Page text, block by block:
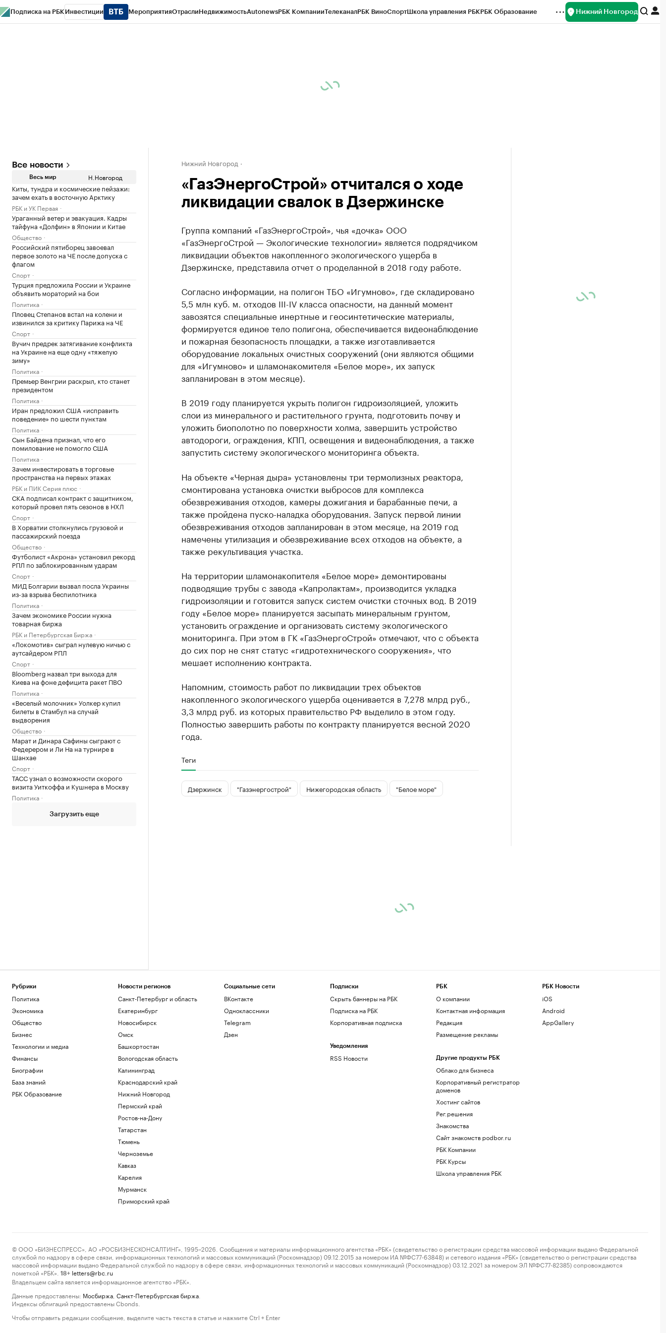
Подписка на РБК Инвестиции МероприятияОтраслиНедвижимостьAutonewsРБК КомпанииТелеканалРБК ВиноСпортШкола управления РБКРБК Образование Нижний Новгород
Все новости
Весь мир Н.Новгород
Киты, тундра и космические пейзажи:
зачем ехать в восточную Арктику
РБК и УК Первая
Ураганный ветер и эвакуация. Кадры
тайфуна «Долфин» в Японии и Китае
Общество
Российский пятиборец завоевал
первое золото на ЧЕ после допуска с
флагом
Спорт
Турция предложила России и Украине
объявить мораторий на бои
Политика
Пловец Степанов встал на колени и
извинился за критику Парижа на ЧЕ
Спорт
Вучич предрек затягивание конфликта
на Украине на еще одну «тяжелую
зиму»
Политика
Премьер Венгрии раскрыл, кто станет
президентом
Политика
Иран предложил США «исправить
поведение» по шести пунктам
Политика
Сын Байдена признал, что его
помилование не помогло США
Политика
Зачем инвестировать в торговые
пространства на первых этажах
РБК и ПИК Серия плюс
СКА подписал контракт с защитником,
который провел пять сезонов в НХЛ
Спорт
В Хорватии столкнулись грузовой и
пассажирский поезда
Общество
Футболист «Акрона» установил рекорд
РПЛ по заблокированным ударам
Спорт
МИД Болгарии вызвал посла Украины
из-за взрыва беспилотника
Политика
Зачем экономике России нужна
товарная биржа
РБК и Петербургская Биржа
«Локомотив» сыграл нулевую ничью с
аутсайдером РПЛ
Спорт
Bloomberg назвал три выхода для
Киева на фоне дефицита ракет ПВО
Политика
«Веселый молочник» Уолкер купил
билеты в Стамбул на случай
выдворения
Общество
Марат и Динара Сафины сыграют с
Федерером и Ли На на турнире в
Шанхае
Спорт
ТАСС узнал о возможности скорого
визита Уиткоффа и Кушнера в Москву
Политика
Загрузить еще
Нижний Новгород
«ГазЭнергоСтрой» отчитался о ходе
ликвидации свалок в Дзержинске
Группа компаний ​«ГазЭнергоСтрой», чья «дочка» ООО ​
«ГазЭнергоСтрой — Экологические технологии» является подрядчиком
ликвидации объектов накопленного экологического ущерба в
Дзержинске, представила отчет о проделанной в 2018 году работе.
Согласно информации, на полигон ТБО «Игумново», где складировано
5,5 млн куб. м. отходов III-IV класса опасности, на данный момент
завозятся специальные инертные и геосинтетические материалы,
формируется единое тело полигона, обеспечивается видеонаблюдение
и пожарная безопасность площадки, а также изготавливается​
оборудование локальных очистных сооружений (они являются общими
для «Игумново» и шламонакомителя «Белое море», их запуск
запланирован в этом месяце).
В 2019 году планируется укрыть полигон гидроизоляцией, уложить
слои из минерального и растительного грунта, подготовить почву и
уложить биополотно по поверхности холма, завершить устройство
автодороги, ограждения, КПП, освещения и видеонаблюдения, а также
запустить систему экологического мониторинга объекта.
На объекте «Черная дыра» установлены три термолизных реактора,
смонтирована установка очистки выбросов для комплекса
обезвреживания отходов, камеры дожигания и барабанные печи, а
также пройдена пуско-наладка оборудования. Запуск первой линии
обезвреживания отходов запланирован в этом месяце, на 2019 год
намечены утилизация и обезвреживание всех отходов на объекте, а
также рекультивация участка.
На территории шламонакопителя «Белое море» демонтированы
подводящие трубы с завода «Капролактам», производится укладка
гидроизоляции и готовится запуск систем очистки сточных вод. В 2019
году «Белое море» планируется засыпать минеральным грунтом,
установить ограждение и организовать систему экологического
мониторинга. При этом в ГК «ГазЭнергоСтрой» отмечают, что с объекта
до сих пор не снят статус «гидротехнического сооружения», что
мешает исполнению контракта.
Напомним, стоимость работ по ликвидации трех объектов
накопленного экологического ущерба оценивается в 7,278 млрд руб.,
3,3 млрд руб. из которых правительство РФ выделило в этом году.
Полностью завершить работы по контракту планируется весной 2020
года.
Теги
Дзержинск "Газэнергострой" Нижегородская область "Белое море"
Рубрики
Политика
Экономика
Общество
Бизнес
Технологии и медиа
Финансы
Биографии
База знаний
РБК Образование
Новости регионов
Санкт-Петербург и область
Екатеринбург
Новосибирск
Омск
Башкортостан
Вологодская область
Калининград
Краснодарский край
Нижний Новгород
Пермский край
Ростов-на-Дону
Татарстан
Тюмень
Черноземье
Кавказ
Карелия
Мурманск
Приморский край
Социальные сети
ВКонтакте
Одноклассники
Telegram
Дзен
Подписки
Скрыть баннеры на РБК
Подписка на РБК
Корпоративная подписка
Уведомления
RSS Новости
РБК
О компании
Контактная информация
Редакция
Размещение рекламы
Другие продукты РБК
Облако для бизнеса
Корпоративный регистратор
доменов
Хостинг сайтов
Рег.решения
Знакомства
Сайт знакомств podbor.ru
РБК Компании
РБК Курсы
Школа управления РБК
РБК Новости
iOS
Android
AppGallery
© ООО «БИЗНЕСПРЕСС», АО «РОСБИЗНЕСКОНСАЛТИНГ», 1995–2026. Сообщения и материалы информационного агентства «РБК» (свидетельство о регистрации средства массовой информации выдано Федеральной
службой по надзору в сфере связи, информационных технологий и массовых коммуникаций (Роскомнадзор) 09.12.2015 за номером ИА №ФС77-63848) и сетевого издания «РБК» (свидетельство о регистрации средства
массовой информации выдано Федеральной службой по надзору в сфере связи, информационных технологий и массовых коммуникаций (Роскомнадзор) 03.12.2021 за номером ЭЛ №ФС77-82385) сопровождаются
пометкой «РБК».
18+ letters@rbc.ru
Владельцем сайта является информационное агентство «РБК».
Данные предоставлены: Мосбиржа Санкт-Петербургская биржа
Индексы облигаций предоставлены Cbonds.
Чтобы отправить редакции сообщение, выделите часть текста в статье и нажмите Ctrl + Enter